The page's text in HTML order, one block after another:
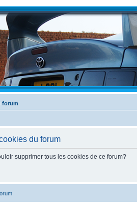
forum
du forum
supprimer tous les cookies de ce forum?